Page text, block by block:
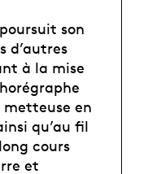
son
d’autres
à la mise
en
qu’au fil
cours
et